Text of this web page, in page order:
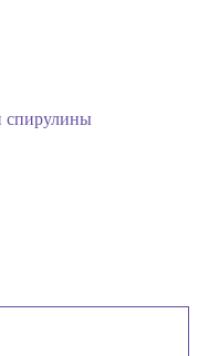
спирулины